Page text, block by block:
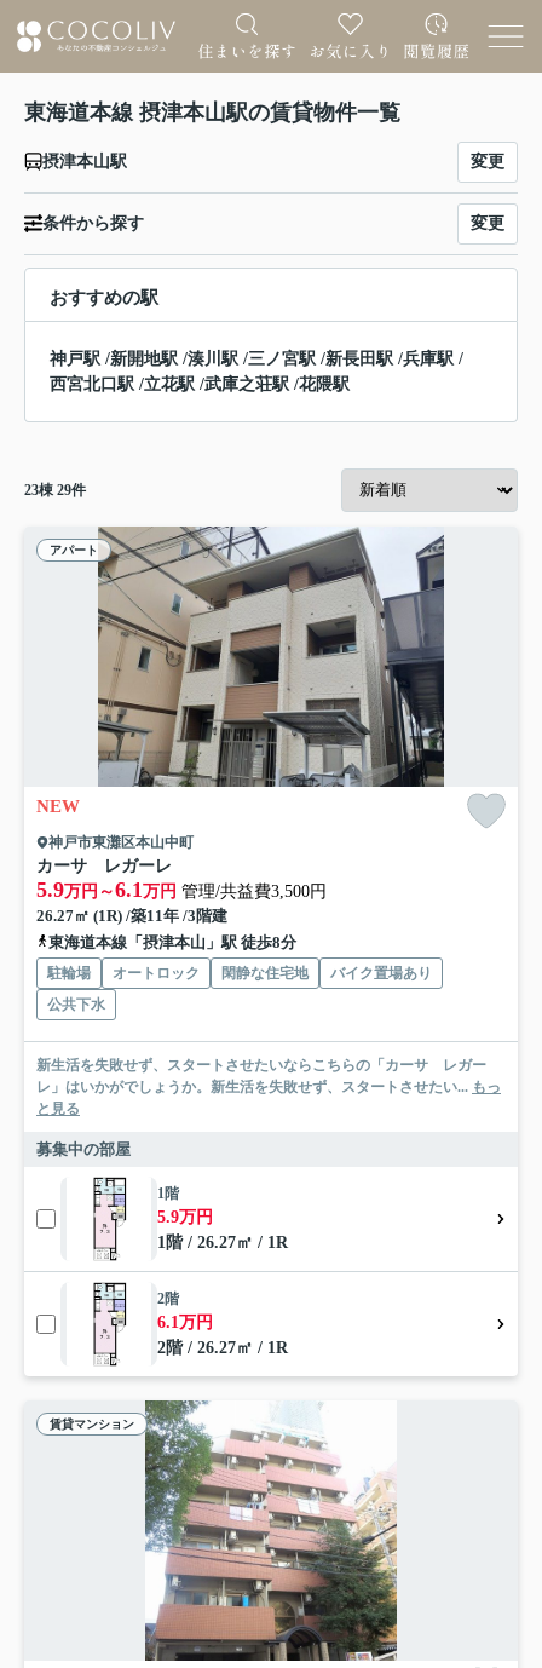
東海道本線 摂津本山駅の賃貸物件一覧
摂津本山駅 変更
条件から探す 変更
おすすめの駅
神戸駅 /新開地駅 /湊川駅 /三ノ宮駅 /新長田駅 /兵庫駅 /
西宮北口駅 /立花駅 /武庫之荘駅 /花隈駅
23棟 29件
アパート
NEW
神戸市東灘区本山中町
カーサ レガーレ
5.9万円～6.1 万円 管理/共益費3,500円
26.27㎡ (1R) /築11年 /3階建
東海道本線「摂津本山」駅 徒歩8分
駐輪場 オートロック 閑静な住宅地
バイク置場あり
公共下水
新生活を失敗せず、スタートさせたいならこちらの「カーサ レガー
レ」はいかがでしょうか。新生活を失敗せず、スタートさせたい... もっ
と見る
募集中の部屋
1階
5.9万円
1階 / 26.27㎡ / 1R
2階
6.1万円
2階 / 26.27㎡ / 1R
賃貸マンション